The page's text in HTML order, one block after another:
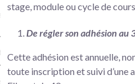
théâtre 8-10 ans et 11 ans
adultes
Musicale – association Hello
stage, module ou cycle de
De régler son adhésion au
Cette adhésion est annuelle,
toute inscription et suivi d’une